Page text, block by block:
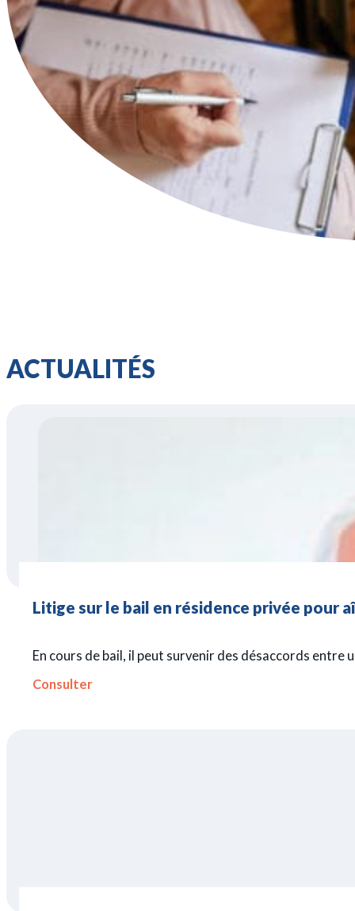
ACTUALITÉS
Litige sur le bail en résidence privée pour
En cours de bail, il peut survenir des désaccords entre
Consulter